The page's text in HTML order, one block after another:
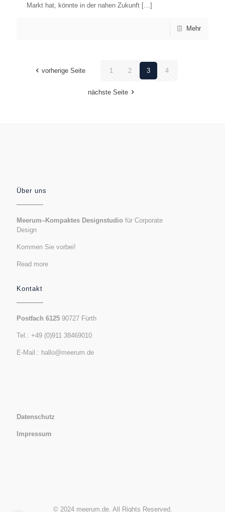
Markt hat, könnte in der nahen Zukunft […]
Mehr
vorherige Seite 1 2 3 4
nächste Seite
Über uns
Meerum–Kompaktes Designstudio für Corporate
Design
Kommen Sie vorbei!
Read more
Kontakt
Postfach 6125 90727 Fürth
Tel.: +49 (0)911 38469010
E-Mail.: hallo@meerum.de
Datenschutz
Impressum
© 2024 meerum.de. All Rights Reserved.